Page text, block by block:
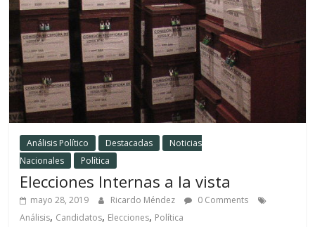
Análisis Político Destacadas
Noticias
Nacionales
Política
Elecciones Internas a la vista
mayo 28, 2019 Ricardo Méndez
0 Comments
Análisis, Candidatos, Elecciones, Política